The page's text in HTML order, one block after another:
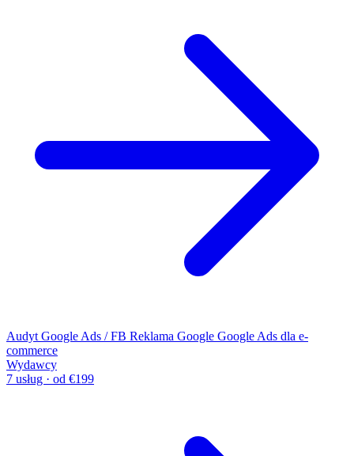
Audyt Google Ads / FB Reklama Google Google Ads dla e-
commerce
Wydawcy
7 usług · od €199